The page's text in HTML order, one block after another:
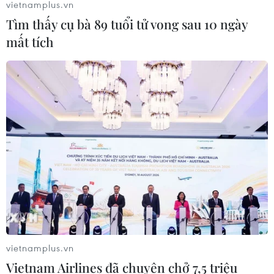
Phim huyền sử "Hộ linh tráng sỹ"
được chiếu ở định dạng IMAX
31/07/2026 02:47
Hiệu ứng từ “The Odyssey” giúp
doanh số sách sử thi và thần thoại
tăng mạnh
30/07/2026 11:38
Câu chuyện điện ảnh: Bom tấn "The
Odyssey" giữ vững ngôi vương
27/07/2026 05:25
vietnamplus.vn
Tìm thấy cụ bà 89 tuổi tử vong sau 10 ngày
mất tích
vietnamplus.vn
Vietnam Airlines đã chuyên chở 7,5 triệu